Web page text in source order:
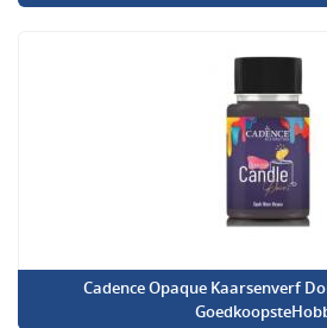
Cadence Opaque Kaarsenverf